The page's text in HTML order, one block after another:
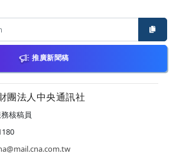
推廣新聞稿
團法人中央通訊社
核稿員